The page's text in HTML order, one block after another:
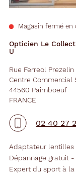
Opticien Le
U
Magasin fermé en
Rue Ferreol Prezelin
Centre Commercial
44560 Paimboeuf
FRANCE
02 40 27
Adaptateur lentilles
Dépannage gratuit
Expert du sport à la